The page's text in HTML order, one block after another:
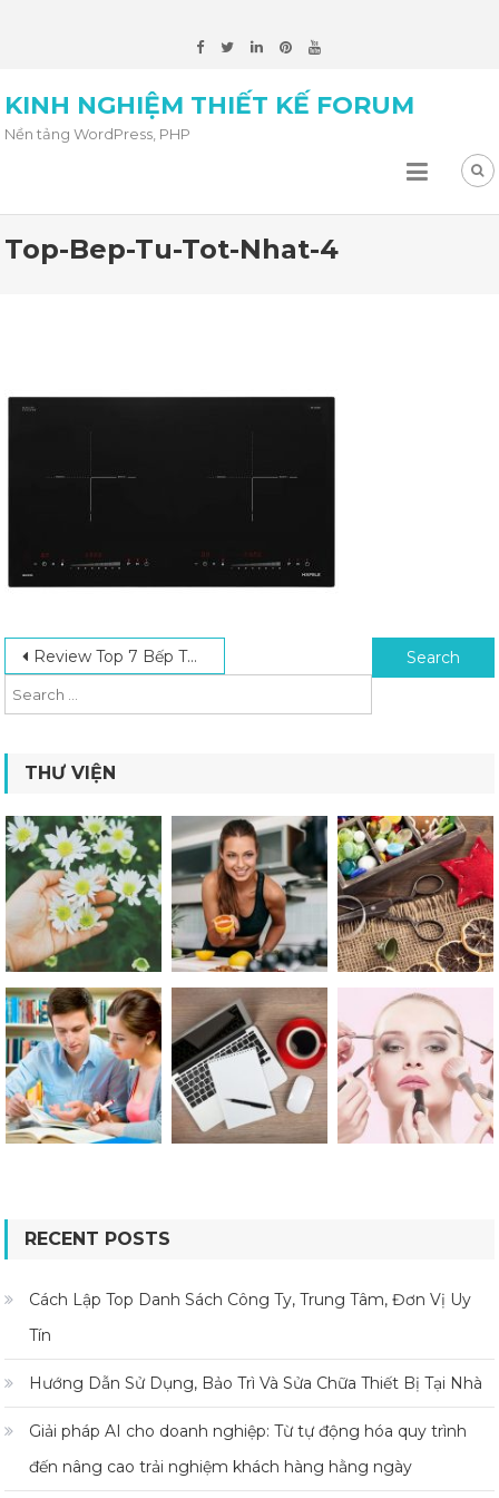
KINH NGHIỆM THIẾT KẾ FORUM
Nền tảng WordPress, PHP
Top-Bep-Tu-Tot-Nhat-4
Post navigation
Review Top 7 Bếp Từ Tốt Nhất Trên Thị Trường Năm 2024 Search for:
THƯ VIỆN
RECENT POSTS
Cách Lập Top Danh Sách Công Ty, Trung Tâm, Đơn Vị Uy
Tín
Hướng Dẫn Sử Dụng, Bảo Trì Và Sửa Chữa Thiết Bị Tại Nhà
Giải pháp AI cho doanh nghiệp: Từ tự động hóa quy trình
đến nâng cao trải nghiệm khách hàng hằng ngày